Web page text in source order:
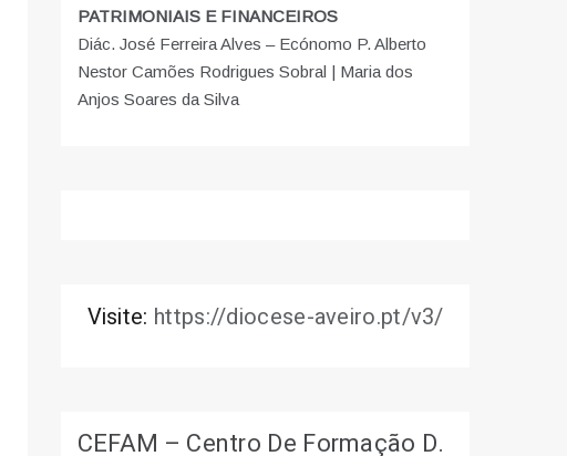
PATRIMONIAIS E FINANCEIROS
Diác. José Ferreira Alves – Ecónomo P. Alberto
Nestor Camões Rodrigues Sobral | Maria dos
Anjos Soares da Silva
Visite: https://diocese-aveiro.pt/v3/
CEFAM – Centro De Formação D.